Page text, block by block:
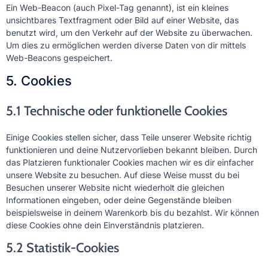
Ein Web-Beacon (auch Pixel-Tag genannt), ist ein kleines
unsichtbares Textfragment oder Bild auf einer Website, das
benutzt wird, um den Verkehr auf der Website zu überwachen.
Um dies zu ermöglichen werden diverse Daten von dir mittels
Web-Beacons gespeichert.
5. Cookies
5.1 Technische oder funktionelle Cookies
Einige Cookies stellen sicher, dass Teile unserer Website richtig
funktionieren und deine Nutzervorlieben bekannt bleiben. Durch
das Platzieren funktionaler Cookies machen wir es dir einfacher
unsere Website zu besuchen. Auf diese Weise musst du bei
Besuchen unserer Website nicht wiederholt die gleichen
Informationen eingeben, oder deine Gegenstände bleiben
beispielsweise in deinem Warenkorb bis du bezahlst. Wir können
diese Cookies ohne dein Einverständnis platzieren.
5.2 Statistik-Cookies